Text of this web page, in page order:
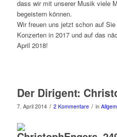
dass wir mit unserer Musik viele
begeistern können.
Wir freuen uns jetzt schon auf
Konzerten in 2017 und auf das
April 2018!
Der Dirigent:
7. April 2014 / 2 Kommentare / in